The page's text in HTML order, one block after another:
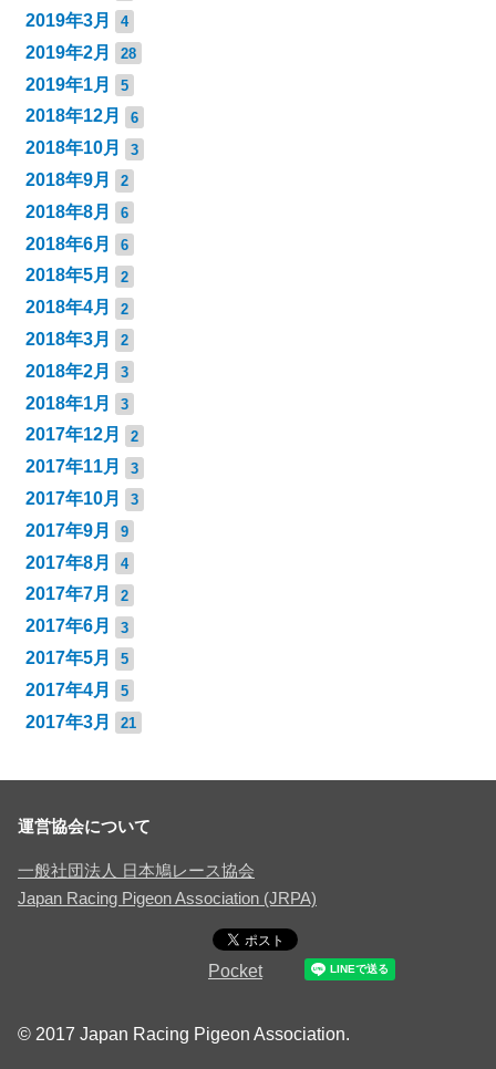
2019年3月 4
2019年2月 28
2019年1月 5
2018年12月 6
2018年10月 3
2018年9月 2
2018年8月 6
2018年6月 6
2018年5月 2
2018年4月 2
2018年3月 2
2018年2月 3
2018年1月 3
2017年12月 2
2017年11月 3
2017年10月 3
2017年9月 9
2017年8月 4
2017年7月 2
2017年6月 3
2017年5月 5
2017年4月 5
2017年3月 21
運営協会について
一般社団法人 日本鳩レース協会
Japan Racing Pigeon Association (JRPA)
Pocket
© 2017 Japan Racing Pigeon Association.